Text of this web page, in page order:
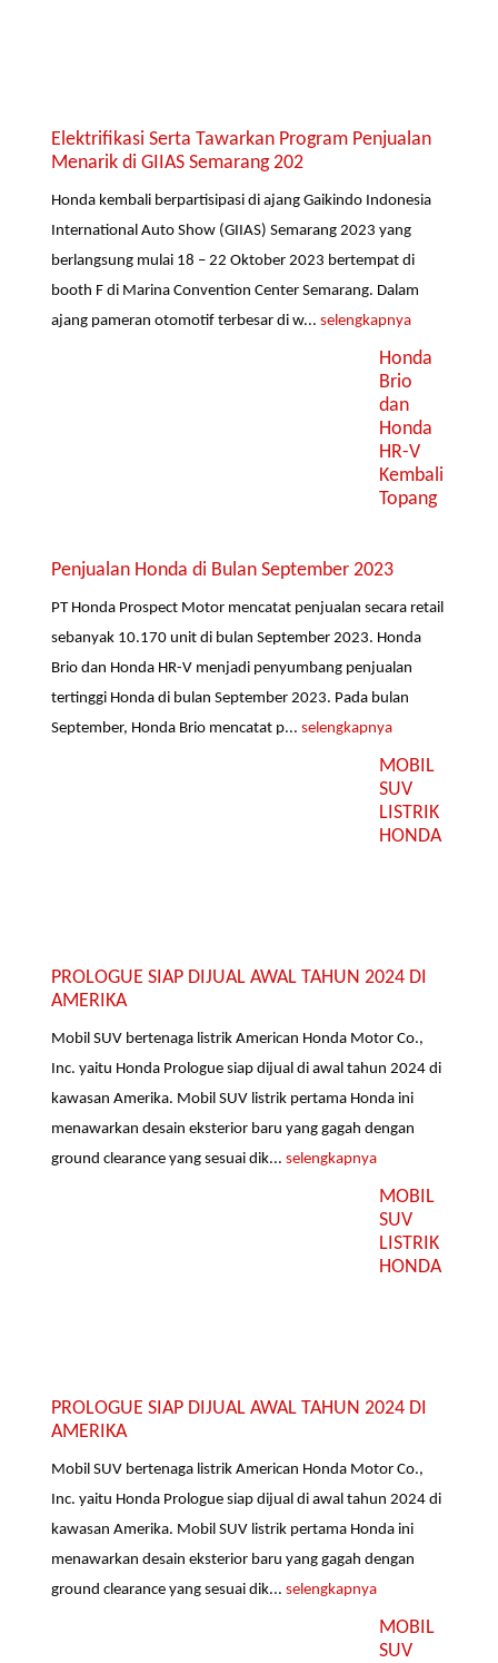
Elektrifikasi Serta Tawarkan Program Penjualan
Menarik di GIIAS Semarang 202
Honda kembali berpartisipasi di ajang Gaikindo Indonesia
International Auto Show (GIIAS) Semarang 2023 yang
berlangsung mulai 18 – 22 Oktober 2023 bertempat di
booth F di Marina Convention Center Semarang. Dalam
ajang pameran otomotif terbesar di w...selengkapnya
Honda
Brio
dan
Honda
HR-V
Kembali
Topang
Penjualan Honda di Bulan September 2023
PT Honda Prospect Motor mencatat penjualan secara retail
sebanyak 10.170 unit di bulan September 2023. Honda
Brio dan Honda HR-V menjadi penyumbang penjualan
tertinggi Honda di bulan September 2023. Pada bulan
September, Honda Brio mencatat p...selengkapnya
MOBIL
SUV
LISTRIK
HONDA
PROLOGUE SIAP DIJUAL AWAL TAHUN 2024 DI
AMERIKA
Mobil SUV bertenaga listrik American Honda Motor Co.,
Inc. yaitu Honda Prologue siap dijual di awal tahun 2024 di
kawasan Amerika. Mobil SUV listrik pertama Honda ini
menawarkan desain eksterior baru yang gagah dengan
ground clearance yang sesuai dik...selengkapnya
MOBIL
SUV
LISTRIK
HONDA
PROLOGUE SIAP DIJUAL AWAL TAHUN 2024 DI
AMERIKA
Mobil SUV bertenaga listrik American Honda Motor Co.,
Inc. yaitu Honda Prologue siap dijual di awal tahun 2024 di
kawasan Amerika. Mobil SUV listrik pertama Honda ini
menawarkan desain eksterior baru yang gagah dengan
ground clearance yang sesuai dik...selengkapnya
MOBIL
SUV